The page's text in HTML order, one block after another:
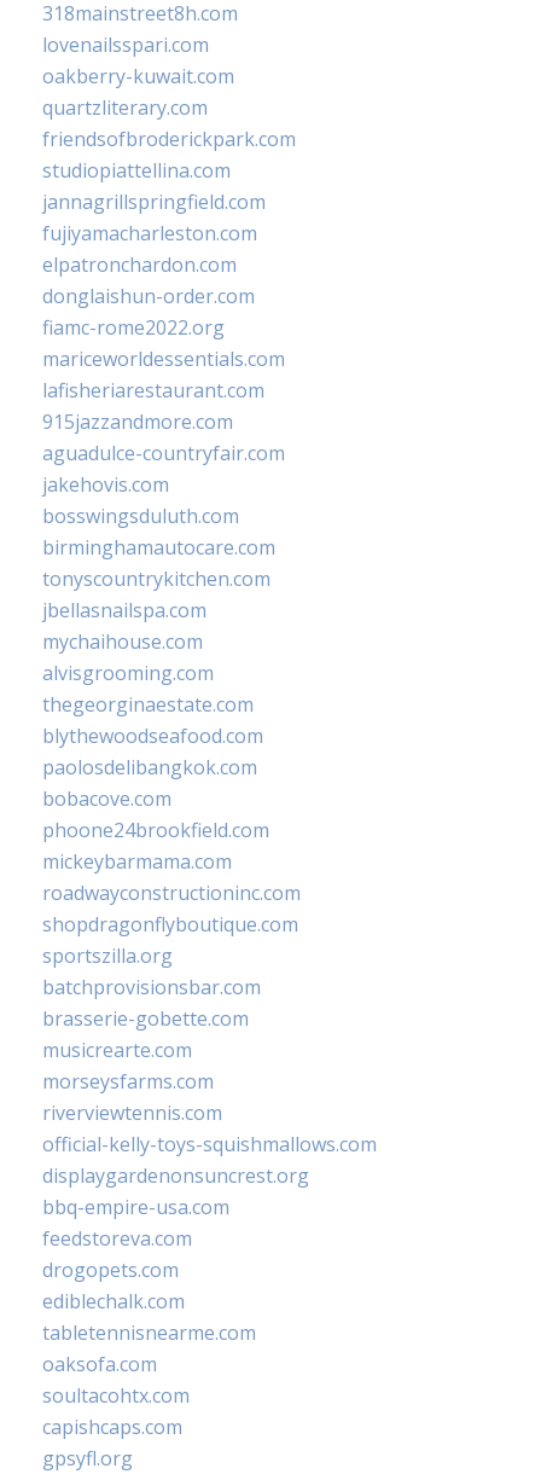
318mainstreet8h.com
lovenailsspari.com
oakberry-kuwait.com
quartzliterary.com
friendsofbroderickpark.com
studiopiattellina.com
jannagrillspringfield.com
fujiyamacharleston.com
elpatronchardon.com
donglaishun-order.com
fiamc-rome2022.org
mariceworldessentials.com
lafisheriarestaurant.com
915jazzandmore.com
aguadulce-countryfair.com
jakehovis.com
bosswingsduluth.com
birminghamautocare.com
tonyscountrykitchen.com
jbellasnailspa.com
mychaihouse.com
alvisgrooming.com
thegeorginaestate.com
blythewoodseafood.com
paolosdelibangkok.com
bobacove.com
phoone24brookfield.com
mickeybarmama.com
roadwayconstructioninc.com
shopdragonflyboutique.com
sportszilla.org
batchprovisionsbar.com
brasserie-gobette.com
musicrearte.com
morseysfarms.com
riverviewtennis.com
official-kelly-toys-squishmallows.com
displaygardenonsuncrest.org
bbq-empire-usa.com
feedstoreva.com
drogopets.com
ediblechalk.com
tabletennisnearme.com
oaksofa.com
soultacohtx.com
capishcaps.com
gpsyfl.org